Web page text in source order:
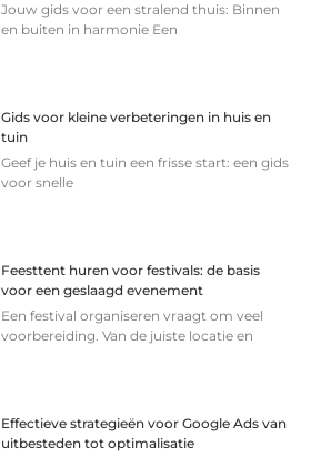
Jouw gids voor een stralend thuis: Binnen
en buiten in harmonie Een
Gids voor kleine verbeteringen in huis en
tuin
Geef je huis en tuin een frisse start: een gids
voor snelle
Feesttent huren voor festivals: de basis
voor een geslaagd evenement
Een festival organiseren vraagt om veel
voorbereiding. Van de juiste locatie en
Effectieve strategieën voor Google Ads van
uitbesteden tot optimalisatie